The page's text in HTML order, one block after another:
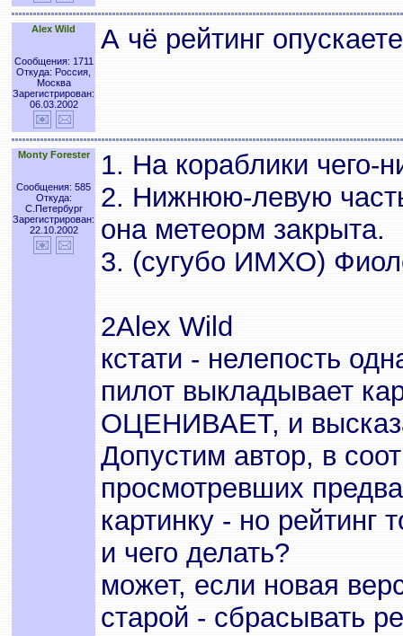
Alex Wild
Сообщения: 1711
Откуда: Россия,
Москва
Зарегистрирован:
06.03.2002
А чё рейтинг
Monty Forester
Сообщения: 585
Откуда:
С.Петербург
Зарегистрирован:
22.10.2002
1. На кораблики чего-
2. Нижнюю-левую
она метеорм закрыта.
3. (сугубо ИМХО)
2Alex Wild
кстати - нелепость
пилот выкладывает
ОЦЕНИВАЕТ, и
Допустим автор, в
просмотревших
картинку - но
и чего делать?
может, если новая
старой - сбрасывать